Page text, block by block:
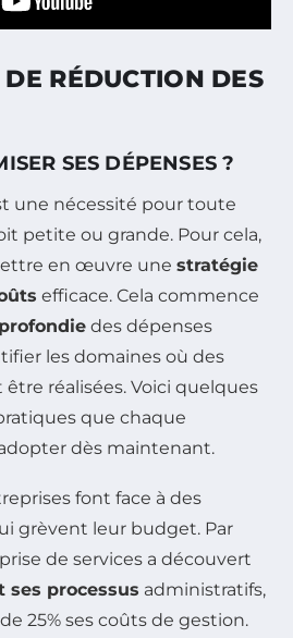
DE RÉDUCTION DES
SES DÉPENSES ?
une nécessité pour toute
petite ou grande. Pour cela,
en œuvre une stratégie
efficace. Cela commence
des dépenses
les domaines où des
réalisées. Voici quelques
que chaque
dès maintenant.
font face à des
grèvent leur budget. Par
de services a découvert
processus administratifs,
25% ses coûts de gestion.